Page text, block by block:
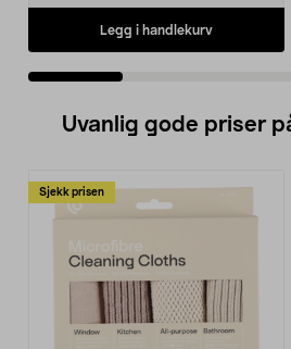
Legg i handlekurv
Uvanlig gode priser
Sjekk prisen